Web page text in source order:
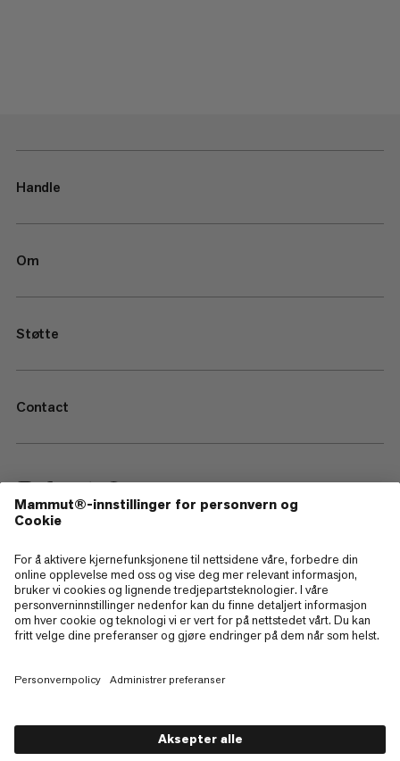
Handle
Om
Støtte
Contact
—
Sitemap
Cookies
Juridisk merknad
Retningslinjer for personvern